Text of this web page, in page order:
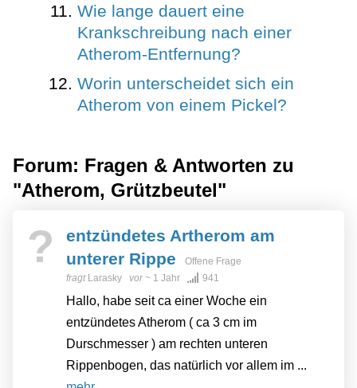
Wie lange dauert eine
Krankschreibung nach einer
Atherom-Entfernung?
Worin unterscheidet sich ein
Atherom von einem Pickel?
Forum: Fragen & Antworten zu
"Atherom, Grützbeutel"
?
entzündetes Artherom am
unterer Rippe
Offene Frage
fragt Larasky vor~ 1 Jahr 941
Hallo, habe seit ca einer Woche ein
entzündetes Atherom ( ca 3 cm im
Durschmesser ) am rechten unteren
Rippenbogen, das natürlich vor allem im ...